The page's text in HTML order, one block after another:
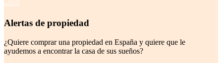
Alertas de propiedad
¿Quiere comprar una propiedad en España y quiere que le
ayudemos a encontrar la casa de sus sueños?